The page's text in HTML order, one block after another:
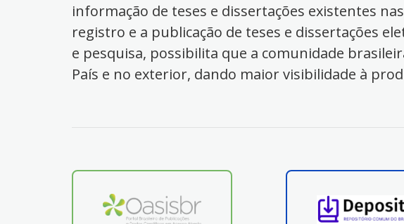
informação de teses e dissertações existentes
registro e a publicação de teses e dissertações
e pesquisa, possibilita que a comunidade
País e no exterior, dando maior visibilidade à